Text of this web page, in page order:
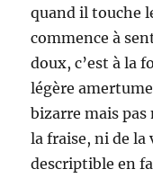
quand il touche
commence à
doux, c’est à la
légère
bizarre mais pas
la fraise, ni de la
descriptible en